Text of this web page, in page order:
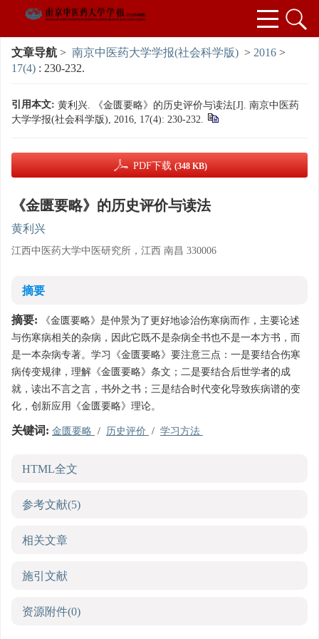
文章导航 > 南京中医药大学学报(社会科学版) > 2016 >
17(4) : 230-232.
引用本文: 黄利兴. 《金匮要略》的历史评价与读法[J]. 南京中医药
大学学报(社会科学版), 2016, 17(4): 230-232.
PDF下载 (348 KB)
《金匮要略》的历史评价与读法
黄利兴
江西中医药大学中医研究所，江西 南昌 330006
摘要
摘要: 《金匮要略》是仲景为了更好地诊治伤寒病而作，主要论述
与伤寒病相关的杂病，因此它既不是杂病全书也不是一本方书，而
是一本杂病专著。学习《金匮要略》要注意三点：一是要结合伤寒
病传变规律，理解《金匮要略》条文；二是要结合后世学者的成
就，读出不言之言，书外之书；三是结合时代变化导致疾病谱的变
化，创新应用《金匮要略》理论。
关键词: 金匮要略 / 历史评价 / 学习方法
HTML全文
参考文献(5)
相关文章
施引文献
资源附件(0)